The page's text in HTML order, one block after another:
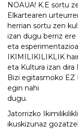
NOAUA! K.E sortu
Elkartearen
herrian sortu zen
izan dugu berriz
eta
IKIMILIKILIKLIK
eta Kultura izan dira
Bizi egitasmoko EZ
egin nahi
dugu.
Jatorrizko
ikuskizunaz